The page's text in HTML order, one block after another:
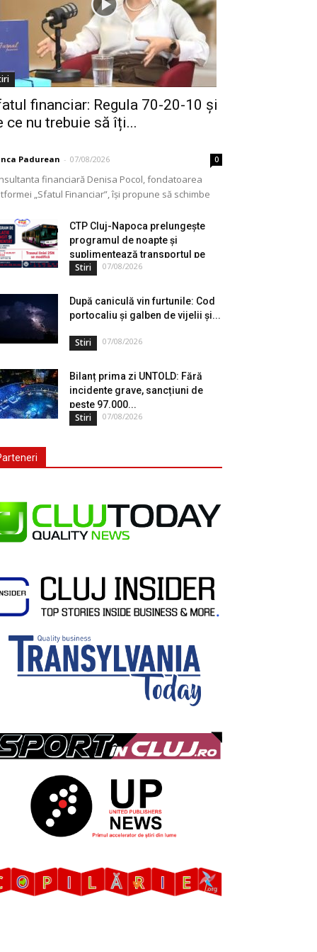
financiar: Regula 70-20-10 și
ce nu trebuie să îți...
Padurean - 07/08/2026 0
financiară Denisa Pocol, fondatoarea
„Sfatul Financiar”, își propune să schimbe
de peste...CTP Cluj-Napoca prelungește
programul de noapte și
suplimentează transportul pe
durata...
Stiri 07/08/2026
După caniculă vin furtunile: Cod
portocaliu și galben de vijelii și...
Stiri 07/08/2026
Bilanț prima zi UNTOLD: Fără
incidente grave, sancțiuni de
peste 97.000...
Stiri 07/08/2026